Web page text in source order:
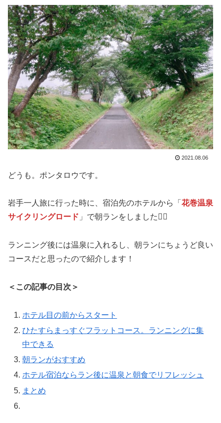
2021.08.06
どうも。ポンタロウです。
岩手一人旅に行った時に、宿泊先のホテルから「 花巻温泉
サイクリングロード 」で朝ランをしました🏃‍♀️
ランニング後には温泉に入れるし、朝ランにちょうど良い
コースだと思ったので紹介します！
＜この記事の目次＞
ホテル目の前からスタート
ひたすらまっすぐフラットコース。ランニングに集
中できる
朝ランがおすすめ
ホテル宿泊ならラン後に温泉と朝食でリフレッシュ
まとめ